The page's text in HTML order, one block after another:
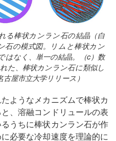
る棒状カンラン石の結晶（白
石の模式図。リムと棒状カン
はなく、単一の結晶。（c）数
た、棒状カンラン石に類似し
屋市立大学リリース）
ようなメカニズムで棒状カ
、溶融コンドリュールの表
うちに棒状カンラン石が作
必要な冷却速度を理論的に